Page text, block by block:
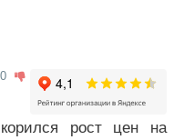
0
рост цен на